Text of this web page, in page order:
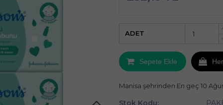
ADET
Sepete Ekle
Manisa şehrinden En geç 10
Stok Kodu: